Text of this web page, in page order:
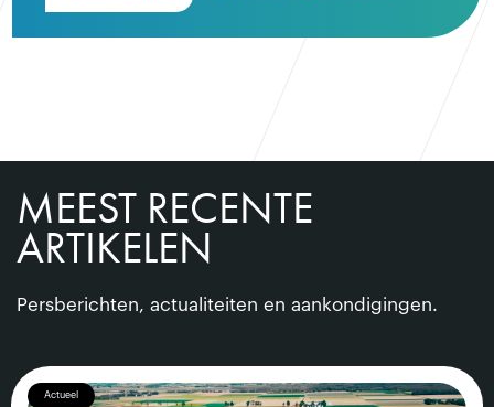
MEEST RECENTE
ARTIKELEN
Persberichten, actualiteiten en aankondigingen.
Actueel